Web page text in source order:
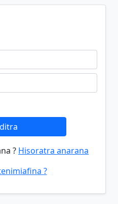
? Hisoratra anarana
?